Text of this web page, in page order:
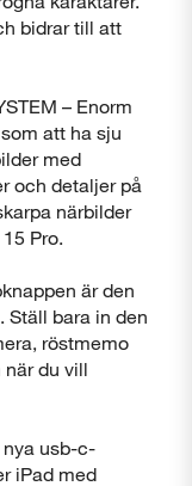
bidrar till att
– Enorm
att ha sju
med
och detaljer på
närbilder
Pro.
är den
Ställ bara in den
röstmemo
du vill
nya usb-c-
iPad med